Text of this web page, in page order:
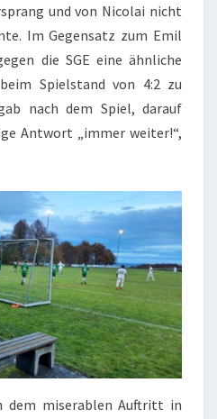
und von Nicolai nicht
Im Gegensatz zum Emil
die SGE eine ähnliche
Spielstand von 4:2 zu
nach dem Spiel, darauf
Antwort „immer weiter!“,
dem miserablen Auftritt in